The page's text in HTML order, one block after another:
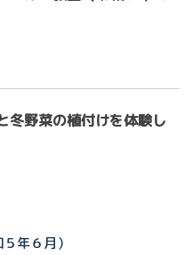
冬野菜の植付けを体験し
年６月）